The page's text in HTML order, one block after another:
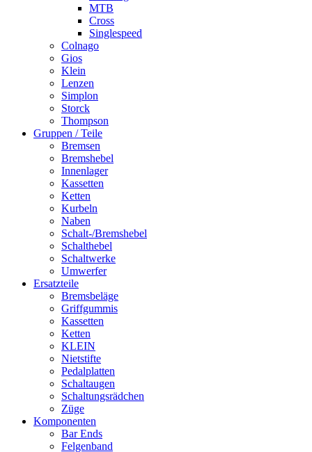
MTB
Cross
Singlespeed
Colnago
Gios
Klein
Lenzen
Simplon
Storck
Thompson
Gruppen / Teile
Bremsen
Bremshebel
Innenlager
Kassetten
Ketten
Kurbeln
Naben
Schalt-/Bremshebel
Schalthebel
Schaltwerke
Umwerfer
Ersatzteile
Bremsbeläge
Griffgummis
Kassetten
Ketten
KLEIN
Nietstifte
Pedalplatten
Schaltaugen
Schaltungsrädchen
Züge
Komponenten
Bar Ends
Felgenband